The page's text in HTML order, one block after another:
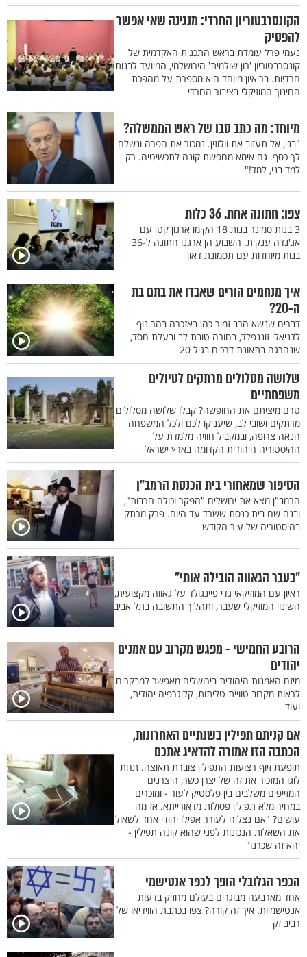
הקונסרבטוריון החרדי: מנגינה שאי אפשר
להפסיק
נעמי פרל עומדת בראש התכנית האקדמית של
קונסרבטוריון 'רון שולמית' הירושלמי, המיועד לבנות
חרדיות. בריאיון מיוחד היא מספרת על מהפכת
החינוך המוזיקלי בציבור החרדי
מיוחד: מה כתב סבו של ראש הממשלה?
"בני, אל תעזוב את וולוזין. נמכור את הפרה ונשלח
לך כסף. גם אימא מחפשת קונה לתכשיטיה. רק
למד בני, למד!"
צפו: חתונה אחת. 36 כלות
3 בנות סמינר בנות 18 הקימו ארגון קטן עם
אג'נדה ענקית. השבוע הן ארגנו חתונה ל-36
בנות מיוחדות עם תסמונת דאון
איך מנחמים הורים שאבדו את בתם בת
ה-20?
דברים שנשא הרב זמיר כהן באזכרה בהר נוף
לדניאלי זוננפלד, בחורה טובת לב ובעלת חסד,
שנהרגה בתאונת דרכים בגיל 20
שלושה מסלולים מרתקים לטיולים
משפחתיים
טרם מיציתם את החופשה? קבלו שלושה מסלולים
מרתקים ושובי לב, שיעניקו לכם ולכל המשפחה
הנאה צרופה, ובמקביל חוויה מלמדת על
ההיסטוריה היהודית הקדומה בארץ ישראל
הסיפור שמאחורי בית הכנסת הרמב"ן
הרמב"ן מצא את ירושלים "הפקר וכולה חרבות",
ובנה שם בית כנסת ששרד עד היום. פרק מרתק
בהיסטוריה של עיר הקודש
"בעבר הגאווה הובילה אותי"
ראיון עם המוזיקאי גדי פיינגולד על גאווה מקצועית,
השינוי המוזיקלי שעבר, ותהליך התשובה בתל אביב
הרובע החמישי - מפגש מקרוב עם אמנים
יהודים
מיזם האמנות היהודית בירושלים מאפשר למבקרים
לראות מקרוב טוויית טליתות, קליגרפיה יהודית,
ועוד
אם קניתם תפילין בשנתיים האחרונות,
הכתבה הזו אמורה להדאיג אתכם
תופעת זיוף רצועות התפילין צוברת תאוצה. תחת
לוגו המזכיר את זה של יצרן כשר, היצרנים
המזייפים משלבים בין פלסטיק לעור - ומוכרים
במחיר מלא תפילין פסולות מדאורייתא. אז מה
עושים? "אם נצליח לעורר אפילו יהודי אחד לשאול
את השאלות הנכונות לפני שהוא קונה תפילין -
יהא זה שכרנו"
הכפר הגלובלי הופך לכפר אנטישמי
אחד מארבעה מבוגרים בעולם מחזיק בדעות
אנטישמיות. איך זה קורה? צפו בכתבת הווידיאו של
רביב זק